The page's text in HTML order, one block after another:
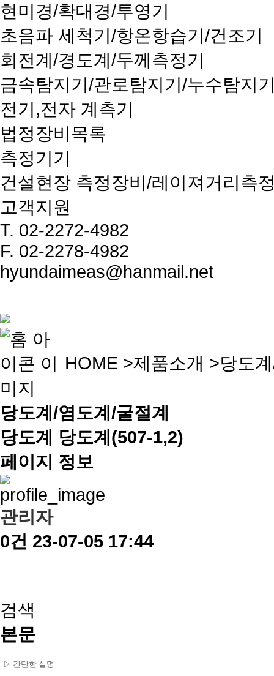
현미경/확대경/투영기
초음파 세척기/항온항습기/건조기
회전계/경도계/두께측정기
금속탐지기/관로탐지기/누수탐지
전기,전자 계측기
법정장비목록
측정기기
건설현장 측정장비/레이져거리측
고객지원
T. 02-2272-4982
F. 02-2278-4982
hyundaimeas@hanmail.net
HOME >제품소개 >당도
당도계/염도계/굴절계
당도계 당도계(507-1,2)
페이지 정보
관리자
0건 23-07-05 17:44
검색
본문
▷ 간단한 설명